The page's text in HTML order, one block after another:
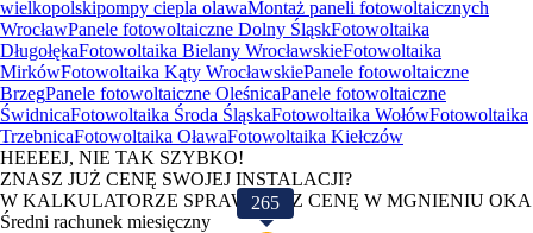
wielkopolskipompy ciepla olawaMontaż paneli fotowoltaicznych
WrocławPanele fotowoltaiczne Dolny ŚląskFotowoltaika
DługołękaFotowoltaika Bielany WrocławskieFotowoltaika
MirkówFotowoltaika Kąty WrocławskiePanele fotowoltaiczne
BrzegPanele fotowoltaiczne OleśnicaPanele fotowoltaiczne
ŚwidnicaFotowoltaika Środa ŚląskaFotowoltaika WołówFotowoltaika
TrzebnicaFotowoltaika OławaFotowoltaika Kiełczów
HEEEEJ, NIE TAK SZYBKO!
ZNASZ JUŻ CENĘ SWOJEJ INSTALACJI?
W KALKULATORZE SPRAWDZISZ CENĘ W MGNIENIU OKA
Średni rachunek miesięczny
265